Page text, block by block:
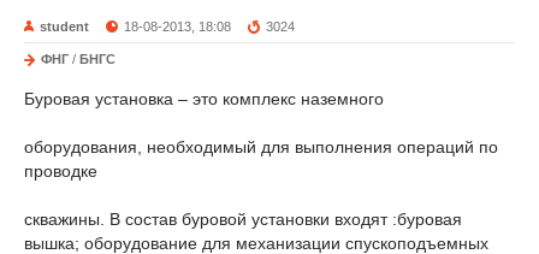
student 18-08-2013, 18:08 3024
ФНГ / БНГС
Буровая установка – это комплекс наземного
оборудования, необходимый для выполнения операций по
проводке
скважины. В состав буровой установки входят :буровая
вышка; оборудование для механизации спускоподъемных